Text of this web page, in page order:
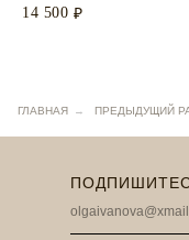
14 500 ₽
ГЛАВНАЯ → ПРЕДЫДУЩИЙ